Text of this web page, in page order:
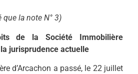
que la note N° 3)
de la Société Immobilière
la jurisprudence actuelle
d’Arcachon a passé, le 22 juillet